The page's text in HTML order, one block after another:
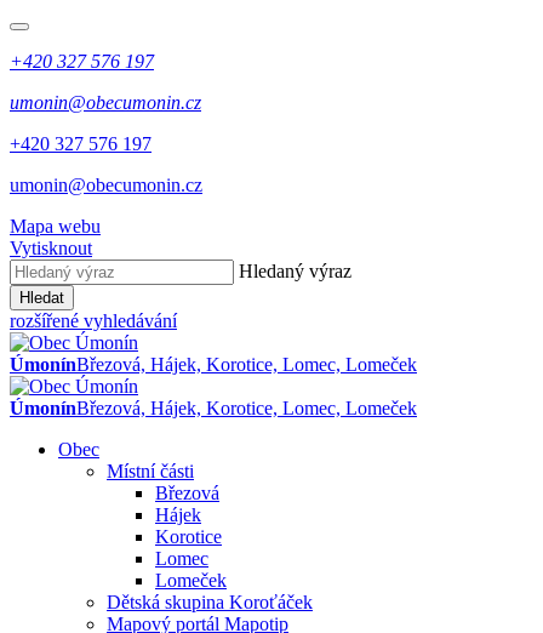
+420 327 576 197
umonin@obecumonin.cz
+420 327 576 197
umonin@obecumonin.cz
Mapa webu
Vytisknout
Hledaný výraz
Hledat
rozšířené vyhledávání
ÚmonínBřezová, Hájek, Korotice, Lomec, Lomeček
ÚmonínBřezová, Hájek, Korotice, Lomec, Lomeček
Obec
Místní části
Březová
Hájek
Korotice
Lomec
Lomeček
Dětská skupina Koroťáček
Mapový portál Mapotip